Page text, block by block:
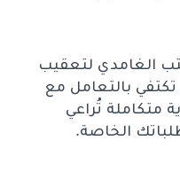
الغامدي لتعقيب
بالتعامل مع
متكاملة تُراعي
الخاصة.